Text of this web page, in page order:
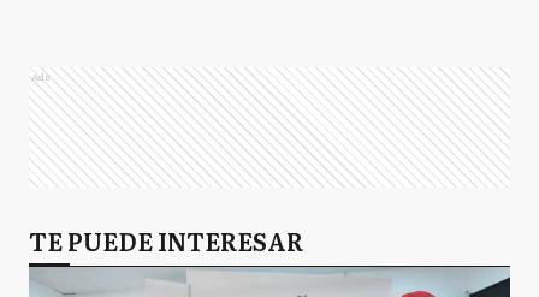
Ads
TE PUEDE INTERESAR